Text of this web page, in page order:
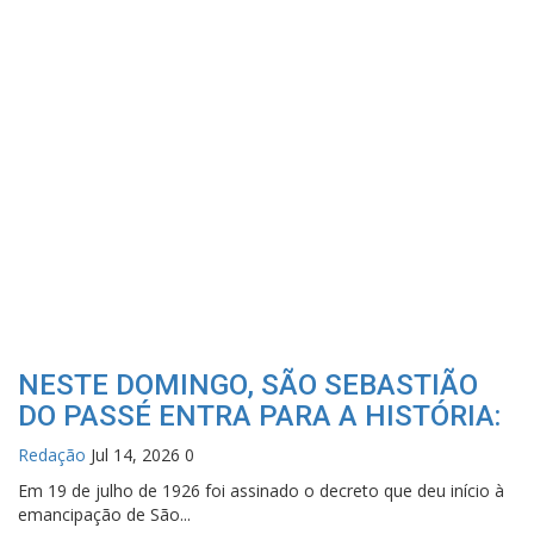
NESTE DOMINGO, SÃO SEBASTIÃO
DO PASSÉ ENTRA PARA A HISTÓRIA:
Redação Jul 14, 2026 0
Em 19 de julho de 1926 foi assinado o decreto que deu início à
emancipação de São...